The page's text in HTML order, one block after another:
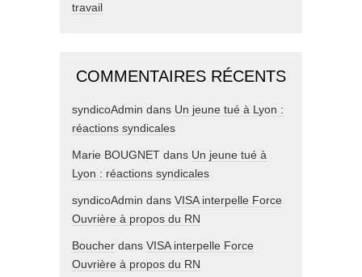
travail
COMMENTAIRES RÉCENTS
syndicoAdmin dans Un jeune tué à Lyon :
réactions syndicales
Marie BOUGNET dans Un jeune tué à
Lyon : réactions syndicales
syndicoAdmin dans VISA interpelle Force
Ouvrière à propos du RN
Boucher dans VISA interpelle Force
Ouvrière à propos du RN